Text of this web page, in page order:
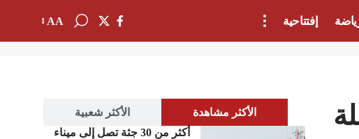
إفتتاحية AA
الأكثر مشاهدة
الأكثر شعبية
أكثر من 30 جثة تصل إلى ميناء